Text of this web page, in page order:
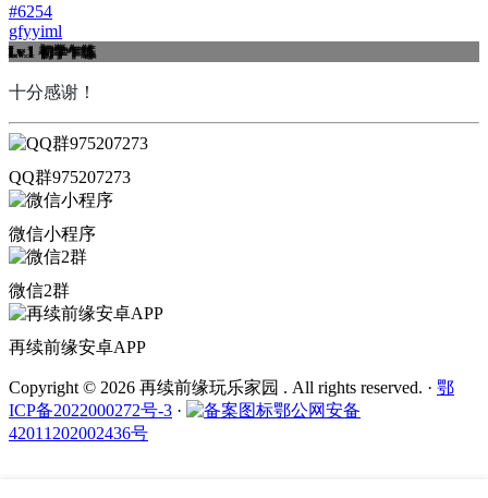
#6254
gfyyiml
Lv.1 初学乍练
十分感谢！
QQ群975207273
微信小程序
微信2群
再续前缘安卓APP
Copyright © 2026 再续前缘玩乐家园 . All rights reserved. · 鄂
ICP备2022000272号-3 ·
鄂公网安备
42011202002436号